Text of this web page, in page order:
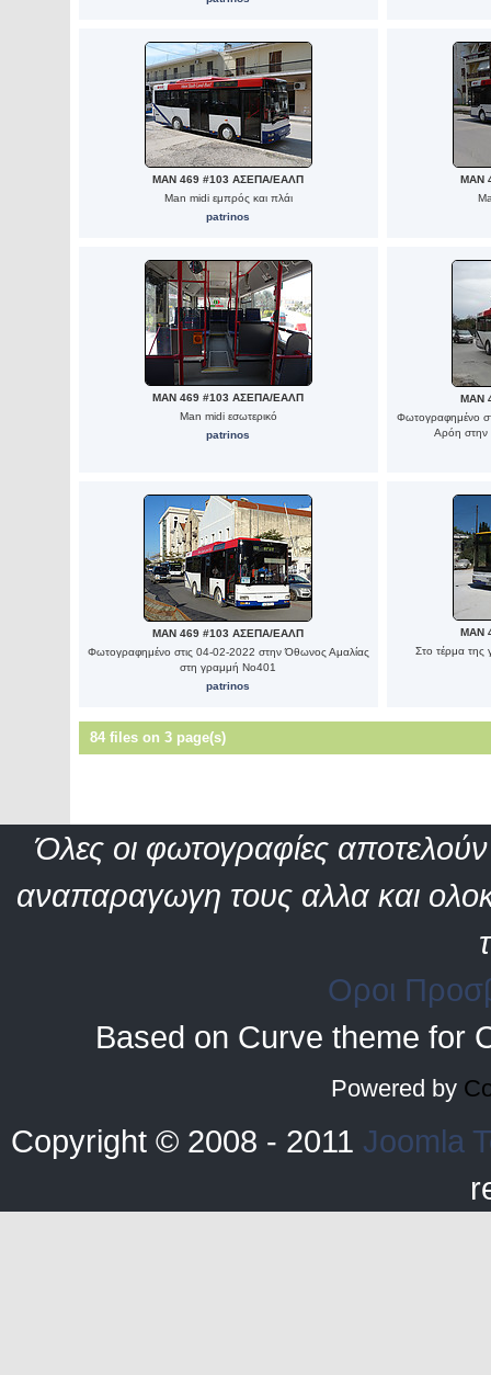
MAN 469 #103 ΑΣΕΠΑ/ΕΑΛΠ
Man midi εμπρός και πλάι
patrinos
MAN
MAN 469 #103 ΑΣΕΠΑ/ΕΑΛΠ
Man midi εσωτερικό
patrinos
MAN
Φωτογραφημένο
Αρόη στην
MAN 469 #103 ΑΣΕΠΑ/ΕΑΛΠ
Φωτογραφημένο στις 04-02-2022 στην Όθωνος Αμαλίας
στη γραμμή Νο401
patrinos
MAN
Στο τέρμα
84 files on 3 page(s)
Όλες οι φωτογραφίες αποτελούν
αναπαραγωγη τους αλλα και
Οροι
Based on Curve theme for
Powered by
Copyright © 2008 - 2011 Joomla